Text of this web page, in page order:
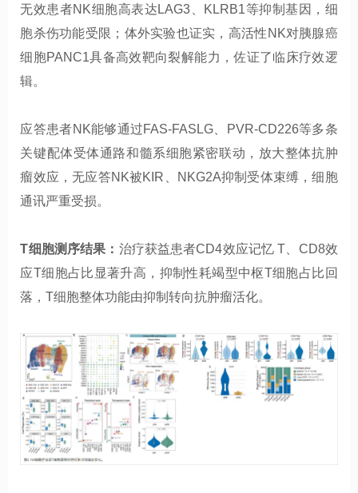
无效患者NK细胞高表达LAG3、KLRB1等抑制基因，细
胞杀伤功能受限；体外实验也证实，高活性NK对胰腺癌
细胞PANC1具备高效靶向裂解能力，佐证了临床疗效逻
辑。
应答患者NK能够通过FAS-FASLG、PVR-CD226等多条
关键配体受体通路和髓系细胞紧密联动，放大整体抗肿
瘤效应，无应答NK被KIR、NKG2A抑制受体束缚，细胞
通讯严重受损。
T细胞测序结果： 治疗获益患者CD4效应记忆 T、CD8效
应T细胞占比显著升高，抑制性耗竭型中枢T细胞占比回
落，T细胞整体功能由抑制转向抗肿瘤活化。